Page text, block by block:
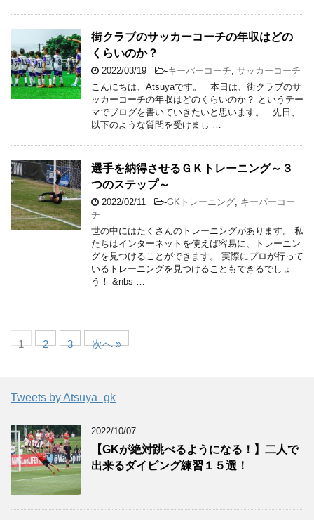
街クラブのサッカーコーチの年収はどの
くらいのか？
2022/03/19 -キーパーコーチ サッカーコーチ
こんにちは、Atsuyaです。 本日は、街クラブのサ
ッカーコーチの年収はどのくらいのか？ というテー
マでブログを書いていきたいと思います。 先日、
以下のような質問を受けまし …
選手を納得させるＧＫトレーニング～３
つのステップ～
2022/02/11 -GKトレーニング キーパーコー
チ
世の中にはたくさんのトレーニングがあります。 私
たちはインターネットを使えば容易に、トレーニン
グを見つけることができます。 実際にプロが行って
いるトレーニングを見つけることもできるでしょ
う！ &nbs …
1 2 3 次へ »
Tweets by Atsuya_gk
2022/10/07
【GKが絶対跳べるようになる！】二人で
出来るダイビング練習１５選！